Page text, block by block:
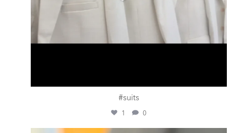
#suits
1 0